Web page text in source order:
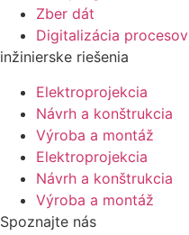
Zber dát
Digitalizácia procesov
inžinierske riešenia
Elektroprojekcia
Návrh a konštrukcia
Výroba a montáž
Elektroprojekcia
Návrh a konštrukcia
Výroba a montáž
Spoznajte nás